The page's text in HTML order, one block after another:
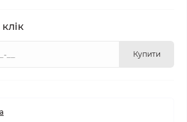
Купити